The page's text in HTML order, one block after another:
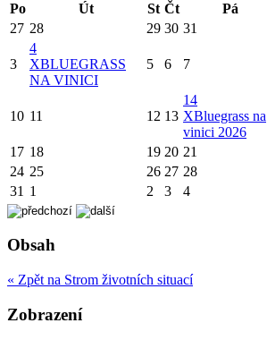
Po Út St Čt Pá
27 28 29 30 31
3
4
XBLUEGRASS
NA VINICI
5 6 7
10 11 12 13
14
XBluegrass na
vinici 2026
17 18 19 20 21
24 25 26 27 28
31 1 2 3 4
Obsah
« Zpět na Strom životních situací
Zobrazení